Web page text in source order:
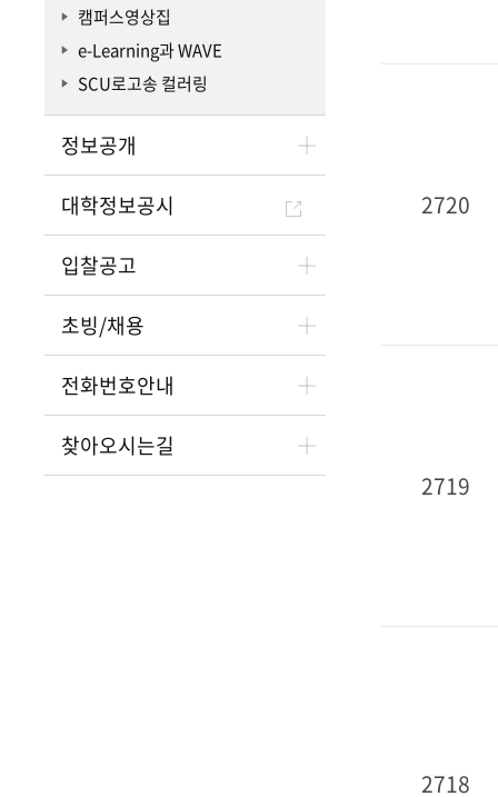
캠퍼스영상집
e-Learning과 WAVE
SCU로고송 컬러링
정보공개
대학정보공시
입찰공고
초빙/채용
전화번호안내
찾아오시는길
2720
2719
2718